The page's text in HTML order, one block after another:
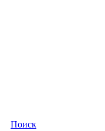
Поиск